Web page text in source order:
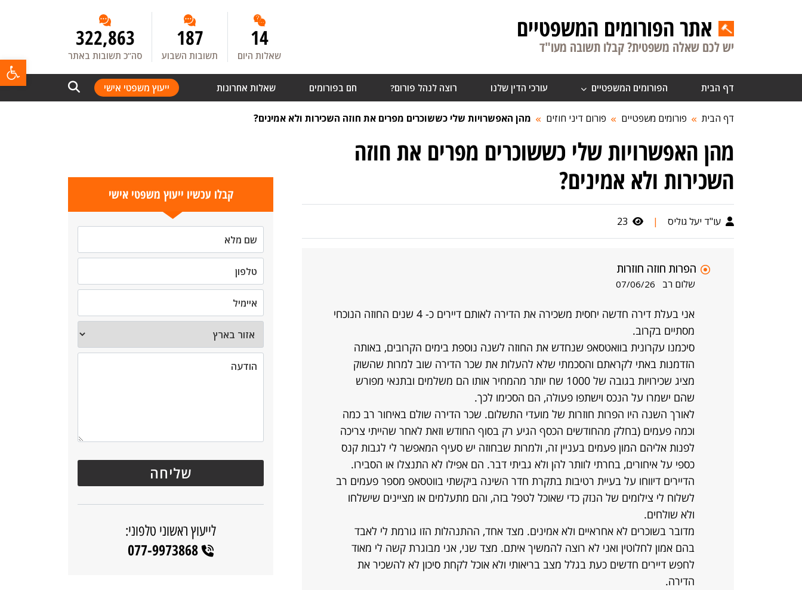
אתר הפורומים המשפטיים
יש לכם שאלה משפטית? קבלו תשובה מעו"ד 14
שאלות היום
187
תשובות השבוע
322,863
סה”כ תשובות באתר
דף הבית הפורומים המשפטיים עורכי הדין שלנו רוצה לנהל פורום? חם בפורומים שאלות אחרונות ייעוץ משפטי אישי
דף הבית פורומים משפטיים פורום דיני חוזים מהן האפשרויות שלי כששוכרים מפרים את חוזה השכירות ולא אמינים?
מהן האפשרויות שלי כששוכרים מפרים את חוזה
השכירות ולא אמינים?
עו"ד יעל גוליס |
23
הפרות חוזה חוזרות
שלום רב 07/06/26
אני בעלת דירה חדשה יחסית משכירה את הדירה לאותם דיירים כ- 4 שנים החוזה הנוכחי
מסתיים בקרוב.
סיכמנו עקרונית בוואטסאפ שנחדש את החוזה לשנה נוספת בימים הקרובים, באותה
הזדמנות באתי לקראתם והסכמתי שלא להעלות את שכר הדירה שוב למרות שהשוק
מציג שכירויות בגובה של 1000 שח יותר מהמחיר אותו הם משלמים ובתנאי מפורש
שהם ישמרו על הנכס וישתפו פעולה, הם הסכימו לכך.
לאורך השנה היו הפרות חוזרות של מועדי התשלום. שכר הדירה שולם באיחור רב כמה
וכמה פעמים (בחלק מהחודשים הכסף הגיע רק בסוף החודש וזאת לאחר שהייתי צריכה
לפנות אליהם המון פעמים בעניין זה, ולמרות שבחוזה יש סעיף המאפשר לי לגבות קנס
כספי על איחורים, בחרתי לוותר להן ולא גביתי דבר. הם אפילו לא התנצלו או הסבירו.
הדיירים דיווחו על בעיית רטיבות בתקרת חדר השינה ביקשתי בווטסאפ מספר פעמים רב
לשלוח לי צילומים של הנזק כדי שאוכל לטפל בזה, והם מתעלמים או מציינים שישלחו
ולא שולחים.
מדובר בשוכרים לא אחראיים ולא אמינים. מצד אחד, ההתנהלות הזו גורמת לי לאבד
בהם אמון לחלוטין ואני לא רוצה להמשיך איתם. מצד שני, אני מבוגרת קשה לי מאוד
לחפש דיירים חדשים כעת בגלל מצב בריאותי ולא אוכל לקחת סיכון לא להשכיר את
הדירה.
קבלו עכשיו ייעוץ משפטי אישי
לייעוץ ראשוני טלפוני:
077-9973868